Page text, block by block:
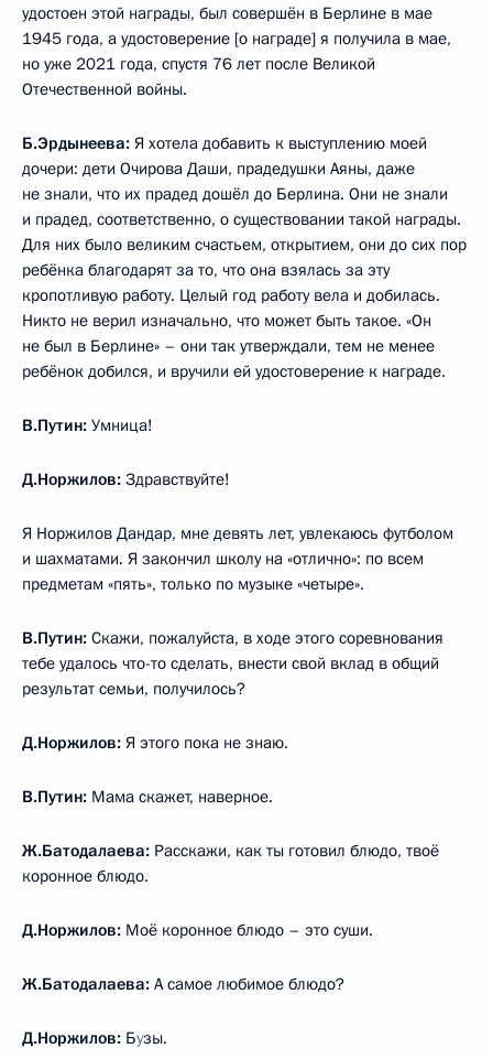
удостоен этой награды, был совершён в Берлине в мае
1945 года, а удостоверение [о награде] я получила в мае,
но уже 2021 года, спустя 76 лет после Великой
Отечественной войны.
Б.Эрдынеева: Я хотела добавить к выступлению моей
дочери: дети Очирова Даши, прадедушки Аяны, даже
не знали, что их прадед дошёл до Берлина. Они не знали
и прадед, соответственно, о существовании такой награды.
Для них было великим счастьем, открытием, они до сих пор
ребёнка благодарят за то, что она взялась за эту
кропотливую работу. Целый год работу вела и добилась.
Никто не верил изначально, что может быть такое. «Он
не был в Берлине» – они так утверждали, тем не менее
ребёнок добился, и вручили ей удостоверение к награде.
В.Путин: Умница!
Д.Норжилов: Здравствуйте!
Я Норжилов Дандар, мне девять лет, увлекаюсь футболом
и шахматами. Я закончил школу на «отлично»: по всем
предметам «пять», только по музыке «четыре».
В.Путин: Скажи, пожалуйста, в ходе этого соревнования
тебе удалось что-то сделать, внести свой вклад в общий
результат семьи, получилось?
Д.Норжилов: Я этого пока не знаю.
В.Путин: Мама скажет, наверное.
Ж.Батодалаева: Расскажи, как ты готовил блюдо, твоё
коронное блюдо.
Д.Норжилов: Моё коронное блюдо – это суши.
Ж.Батодалаева: А самое любимое блюдо?
Д.Норжилов: Бузы.